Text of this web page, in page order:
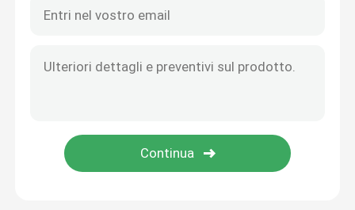
Rilassi la macchina più asciutta